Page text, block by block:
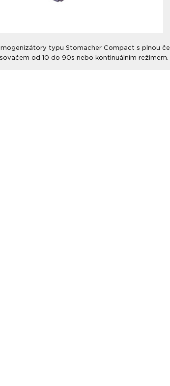
typu Stomacher Compact s plnou
od 10 do 90s nebo kontinuálním režimem.